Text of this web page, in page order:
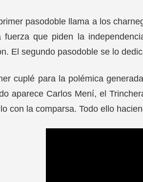
pasodoble llama a los
fuerza que piden la
El segundo pasodoble se lo
cuplé para la polémica
aparece Carlos Mení, el
con la comparsa. Todo ello